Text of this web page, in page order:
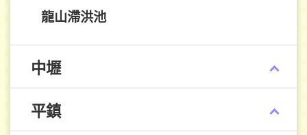
龍山滯洪池
中壢
平鎮